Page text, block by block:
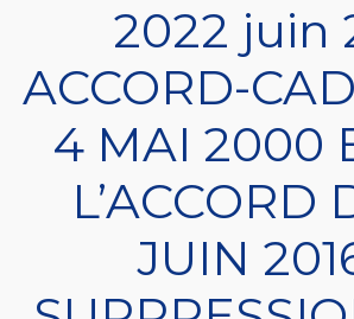
2022 juin
ACCORD-
4 MAI 2000
L’ACCORD
JUIN